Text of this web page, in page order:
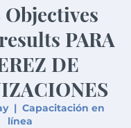
Objectives
PARA
DE
  |
Capacitación en
línea